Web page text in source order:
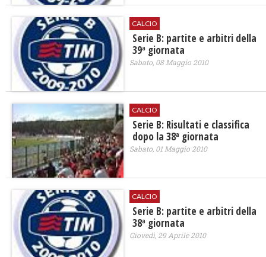
CALCIO
Serie B: partite e arbitri della
39ª giornata
Sabato, 08 Maggio 2010
CALCIO
Serie B: Risultati e classifica
dopo la 38ª giornata
Sabato, 01 Maggio 2010
CALCIO
Serie B: partite e arbitri della
38ª giornata
Giovedì, 29 Aprile 2010